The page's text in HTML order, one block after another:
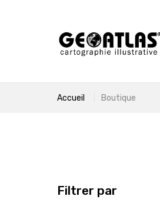
Accueil Boutique
Filtrer par